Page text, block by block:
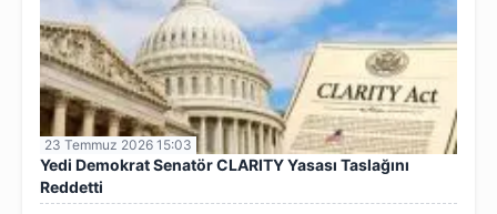
23 Temmuz 2026 15:03
Yedi Demokrat Senatör CLARITY Yasası Taslağını
Reddetti